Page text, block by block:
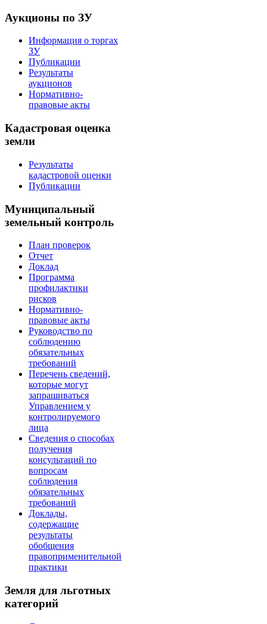
Аукционы по ЗУ
Информация о торгах
ЗУ
Публикации
Результаты
аукционов
Нормативно-
правовые акты
Кадастровая оценка
земли
Результаты
кадастровой оценки
Публикации
Муниципальный
земельный контроль
План проверок
Отчет
Доклад
Программа
профилактики
рисков
Нормативно-
правовые акты
Руководство по
соблюдению
обязательных
требований
Перечень сведений,
которые могут
запрашиваться
Управлением у
контролируемого
лица
Сведения о способах
получения
консультаций по
вопросам
соблюдения
обязательных
требований
Доклады,
содержащие
результаты
обобщения
правоприменительной
практики
Земля для льготных
категорий